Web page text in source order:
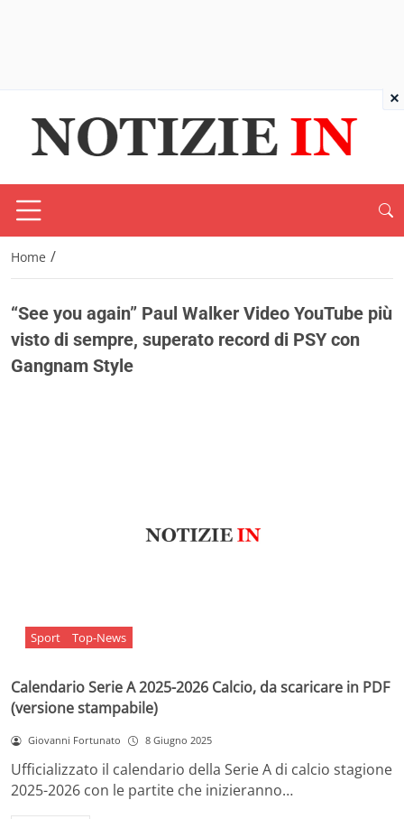
Home /
“See you again” Paul Walker Video YouTube più
visto di sempre, superato record di PSY con
Gangnam Style
Sport Top-News
Calendario Serie A 2025-2026 Calcio, da scaricare in PDF
(versione stampabile)
Giovanni Fortunato 8 Giugno 2025
Ufficializzato il calendario della Serie A di calcio stagione
2025-2026 con le partite che inizieranno…
×